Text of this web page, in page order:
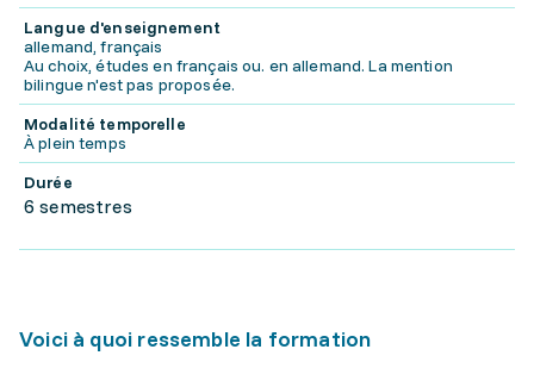
Langue d'enseignement
allemand, français
Au choix, études en français ou. en allemand. La mention
bilingue n'est pas proposée.
Modalité temporelle
À plein temps
Durée
6 semestres
Voici à quoi ressemble la formation